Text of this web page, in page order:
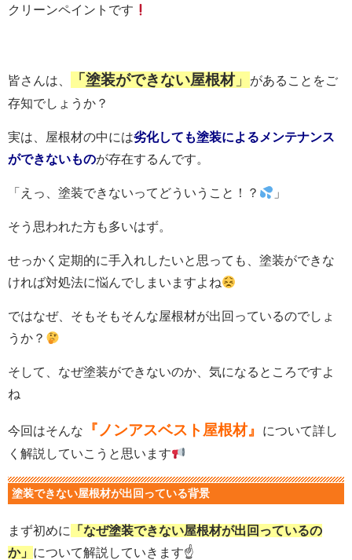
クリーンペイントです
皆さんは、 「塗装ができない屋根材」
があることをご
存知でしょうか？
実は、屋根材の中には劣化しても塗装によるメンテナンス
ができないものが存在するんです。
「えっ、塗装できないってどういうこと！？ 」
そう思われた方も多いはず。
せっかく定期的に手入れしたいと思っても、塗装ができな
ければ対処法に悩んでしまいますよね
ではなぜ、そもそもそんな屋根材が出回っているのでしょ
うか？
そして、なぜ塗装ができないのか、気になるところですよ
ね
今回はそんな 『ノンアスベスト屋根材』
について詳し
く解説していこうと思います
塗装できない屋根材が出回っている背景
まず初めに
「なぜ塗装できない屋根材が出回っているの
か」 について解説していきます☝️